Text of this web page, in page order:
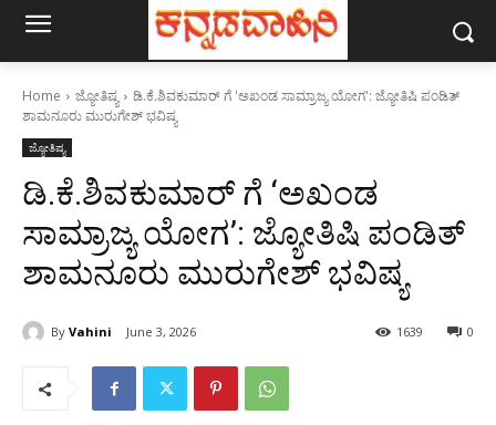
Home ಜ್ಯೋತಿಷ್ಯ
ಡಿ.ಕೆ.ಶಿವಕುಮಾರ್ ಗೆ 'ಅಖಂಡ ಸಾಮ್ರಾಜ್ಯ ಯೋಗ': ಜ್ಯೋತಿಷಿ ಪಂಡಿತ್
ಶಾಮನೂರು ಮುರುಗೇಶ್ ಭವಿಷ್ಯ
ಜ್ಯೋತಿಷ್ಯ
ಡಿ.ಕೆ.ಶಿವಕುಮಾರ್ ಗೆ ‘ಅಖಂಡ
ಸಾಮ್ರಾಜ್ಯ ಯೋಗ’: ಜ್ಯೋತಿಷಿ ಪಂಡಿತ್
ಶಾಮನೂರು ಮುರುಗೇಶ್ ಭವಿಷ್ಯ
By Vahini June 3, 2026 0
1639